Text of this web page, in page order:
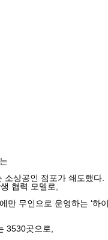
상공인 점포가 쇄도했다.
협력 모델로,
무인으로 운영하는 ‘하
3530곳으로,